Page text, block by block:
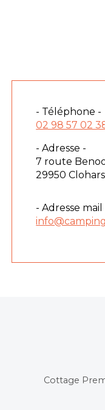
Cottage
- Téléphone -
02 98 57 02
- Adresse -
7 route
29950
- Adresse mail